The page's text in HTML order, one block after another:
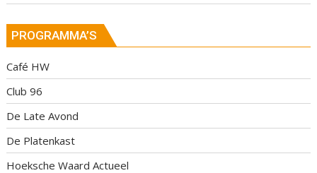
PROGRAMMA’S
Café HW
Club 96
De Late Avond
De Platenkast
Hoeksche Waard Actueel